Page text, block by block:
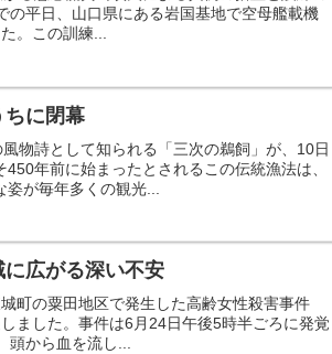
平日、山口県にある岩国基地で空母艦載機
。この訓練...
ちに閉幕
物詩として知られる「三次の鵜飼」が、10日
年前に始まったとされるこの伝統漁法は、
が毎年多くの観光...
広がる深い不安
町の粟田地区で発生した高齢女性殺害事件
ました。事件は6月24日午後5時半ごろに発覚
頭から血を流し...